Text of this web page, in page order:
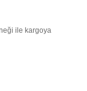
ile kargoya